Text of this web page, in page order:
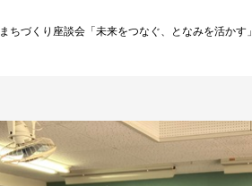
まちづくり座談会「未来をつなぐ、となみを活かす」